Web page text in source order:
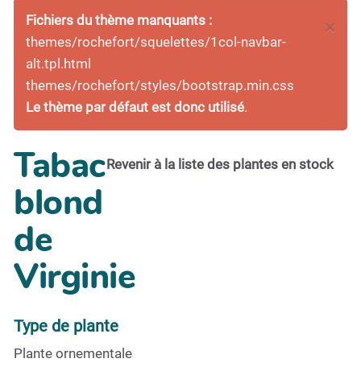
×
Fichiers du thème manquants :
themes/rochefort/squelettes/1col-navbar-
alt.tpl.html
themes/rochefort/styles/bootstrap.min.css
Le thème par défaut est donc utilisé.
Revenir à la liste des plantes en stock
Tabac
blond
de
Virginie
Type de plante
Plante ornementale